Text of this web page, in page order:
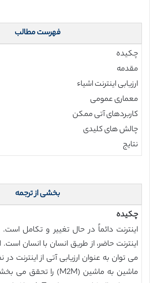
فهرست مطالب
چکیده
مقدمه
ارزیابی اینترنت اشیاء
معماری عمومی
کاربردهای آتی ممکن
چالش های کلیدی
نتایج
بخشی از ترجمه
چکیده
اینترنت دائماً در حال تغییر و تکامل
می توان به عنوان ارزیابی آتی از اینترنت